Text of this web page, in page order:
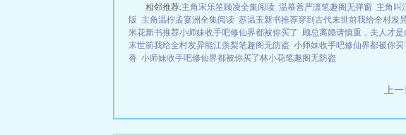
相邻推荐:主角宋乐笙顾凌全集阅读 温慕善严凛笔趣阁无弹窗 主角叫
版 主角温柠孟宴洲全集阅读 苏温玉新书推荐穿到古代末世前我给全村发
米花新书推荐小师妹收手吧修仙界都被你买了
顾总离婚请慎重，夫人才是
末世前我给全村发异能江羡梨笔趣阁无防盗 小师妹收手吧修仙界都被你
香 小师妹收手吧修仙界都被你买了林小花笔趣阁无防盗
上一